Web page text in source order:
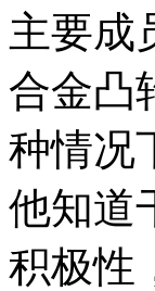
主要成
合金凸
种情况
他知道
积极性